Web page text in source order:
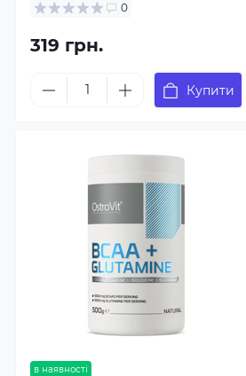
0
319 грн.
Купити
в наявності